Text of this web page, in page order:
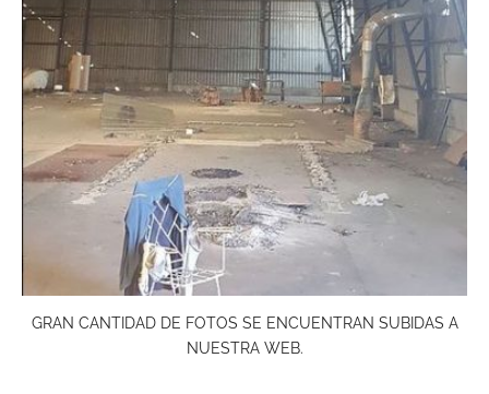
GRAN CANTIDAD DE FOTOS SE ENCUENTRAN SUBIDAS A
NUESTRA WEB.